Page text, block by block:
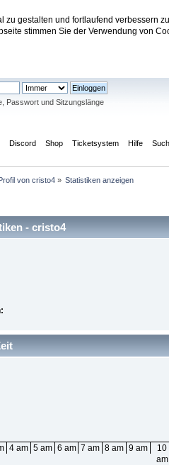
zu gestalten und fortlaufend verbessern
stimmen Sie der Verwendung von
Forum
Passwort und Sitzungslänge
Discord Shop Ticketsystem Hilfe
von cristo4» Statistiken anzeigen
- cristo4
4 am 5 am 6 am 7 am 8 am 9 am
10
am